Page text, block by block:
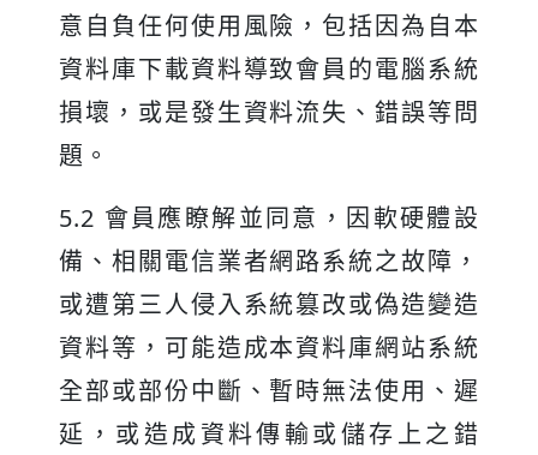
意自負任何使用風險，包括因為自本
資料庫下載資料導致會員的電腦系統
損壞，或是發生資料流失、錯誤等問
題。
5.2 會員應瞭解並同意，因軟硬體設
備、相關電信業者網路系統之故障，
或遭第三人侵入系統篡改或偽造變造
資料等，可能造成本資料庫網站系統
全部或部份中斷、暫時無法使用、遲
延，或造成資料傳輸或儲存上之錯